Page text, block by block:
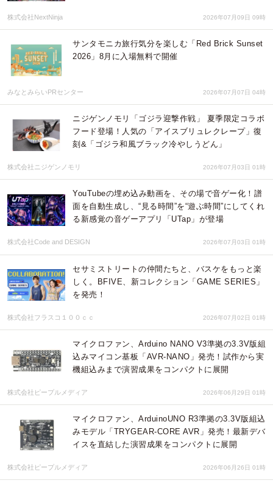
株式会社NextNinja 2026年07月09日 09時
サンタモニカ旅行気分を楽しむ「Red Brick Sunset
2026」8月に入場無料で開催
みなとみらいPRセンター 2026年07月07日 04時
ニジゲンノモリ「ゴジラ迎撃作戦」 夏季限定コラボ
フード登場！人気の「アイスブリュレクレープ」復
刻&「ゴジラ和風ブラック冷やしうどん」
株式会社ニジゲンノモリ 2026年07月03日 01時
YouTubeの埋め込み動画を、その場で音ゲー化！譜
面を自動生成し、“見る時間”を“遊ぶ時間”にしてくれ
る新感覚の音ゲーアプリ「UTap」が登場
株式会社Code and DESIGN 2026年07月03日 01時
セサミストリートの仲間たちと、バスケをもっと楽
しく。BFIVE、新コレクション「GAME SERIES」
を発売！
株式会社フラスコ１００ｃｃ 2026年07月02日 01時
マイクロファン、Arduino NANO V3準拠の3.3V版組
込みマイコン基板「AVR-NANO」発売！試作から実
機組込みまで演習成果をコンパクトに展開
株式会社ピープルメディア 2026年06月29日 01時
マイクロファン、ArduinoUNO R3準拠の3.3V版組込
みモデル「TRYGEAR-CORE AVR」発売！最新デバ
イスを直結した演習成果をコンパクトに展開
株式会社ピープルメディア 2026年06月26日 01時